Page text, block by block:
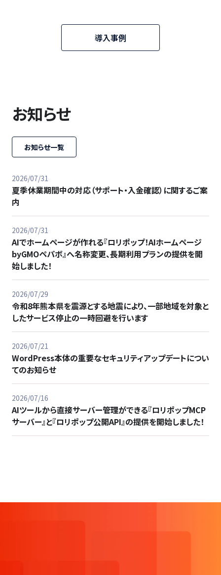
導入事例
お知らせ
お知らせ一覧
2026/07/31
夏季休業期間中の対応（サポート・入金確認）に関するご案
内
2026/07/31
AIでホームページが作れる『ロリポップ！AIホームページ
byGMOペパボ』へ名称変更、長期利用プランの提供を開
始しました！
2026/07/29
令和8年熊本県を震源とする地震により、一部地域を対象と
したサービス停止の一時回避を行います
2026/07/21
WordPress本体の重要なセキュリティアップデートについ
てのお知らせ
2026/07/16
AIツールから直接サーバー管理ができる『ロリポップMCP
サーバー』と『ロリポップ公開API』の提供を開始しました！